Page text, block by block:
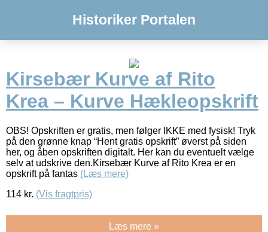
Historiker Portalen
Kirsebær Kurve af Rito
Krea – Kurve Hækleopskrift
OBS! Opskriften er gratis, men følger IKKE med fysisk! Tryk
på den grønne knap “Hent gratis opskrift” øverst på siden
her, og åben opskriften digitalt. Her kan du eventuelt vælge
selv at udskrive den.Kirsebær Kurve af Rito Krea er en
opskrift på fantas (Læs mere)
114 kr. (Vis fragtpris)
Læs mere »